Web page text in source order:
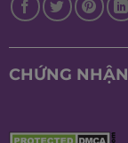
CHỨNG NHẬN